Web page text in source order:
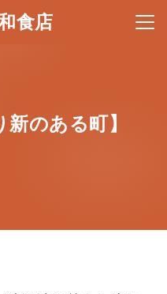
食店 メニ
新のある町】